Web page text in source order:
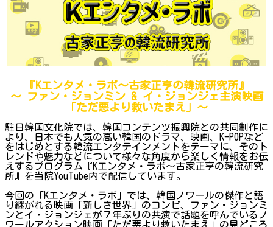
『Kエンタメ・ラボ～古家正亨の韓流研究所』
～ ファン・ジョンミン & イ・ジョンジェ主演映画
「ただ悪より救いたまえ」～
駐日韓国文化院では、韓国コンテンツ振興院との共同制作に
より、日本でも人気の高い韓国のドラマ、映画、K-POPなど
をはじめとする韓流エンタテインメントをテーマに、そのト
レンドや魅力などについて様々な角度から楽しく情報をお伝
えするプログラム『Kエンタメ・ラボ～古家正亨の韓流研究
所』を当院YouTube内で配信しています。
今回の「Kエンタメ・ラボ」では、韓国ノワールの傑作と語
り継がれる映画「新しき世界」のコンビ、ファン・ジョンミ
ンとイ・ジョンジェが７年ぶりの共演で話題を呼んでいるノ
ワールアクション映画「ただ悪より救いたまえ」の見どころ